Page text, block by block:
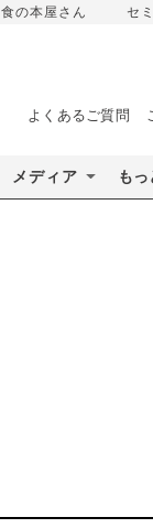
食の本屋さん セ
よくあるご質問
メディア も